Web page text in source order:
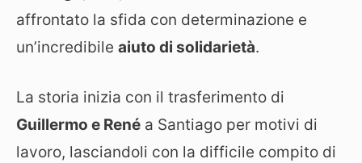
affrontato la sfida con determinazione e
un’incredibile aiuto di solidarietà.
La storia inizia con il trasferimento di
Guillermo e René a Santiago per motivi di
lavoro, lasciandoli con la difficile compito di